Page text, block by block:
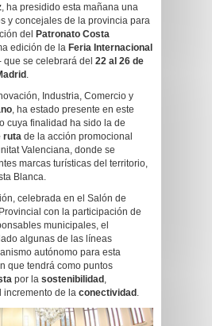
, ha presidido esta mañana una
y concejales de la provincia para
del
Patronato Costa
edición de la Feria Internacional
que se celebrará del 22 al 26 de
.
Industria, Comercio y
, ha estado presente en este
cuya finalidad ha sido la de
ruta de la acción promocional
Valenciana, donde se
marcas turísticas del territorio,
Blanca.
celebrada en el Salón de
con la participación de
municipales, el
algunas de las líneas
autónomo para esta
que tendrá como puntos
por la sostenibilidad ,
incremento de la conectividad .